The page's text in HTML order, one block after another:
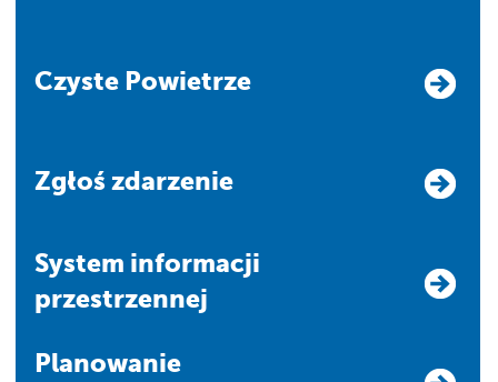
Czyste Powietrze
Zgłoś zdarzenie
system informacji
przestrzennej
Planowanie